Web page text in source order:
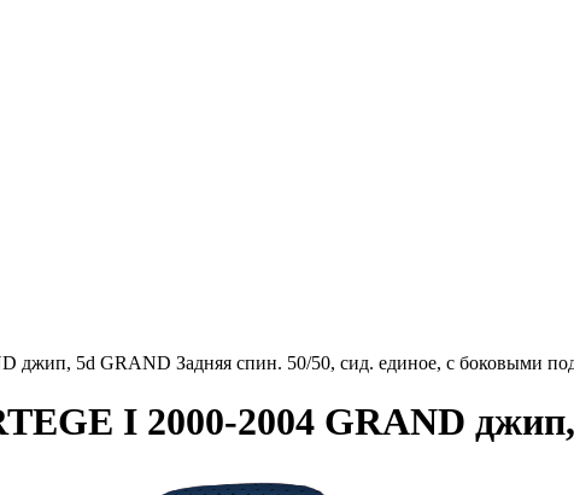
джип, 5d GRAND Задняя спин. 50/50, сид. единое, с боковыми
I 2000-2004 GRAND